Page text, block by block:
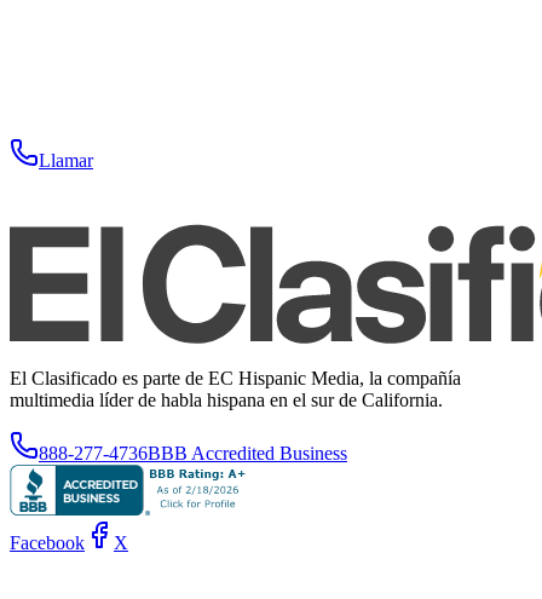
Llamar
El Clasificado es parte de EC Hispanic Media, la compañía
multimedia líder de habla hispana en el sur de California.
888-277-4736BBB Accredited Business
Facebook X